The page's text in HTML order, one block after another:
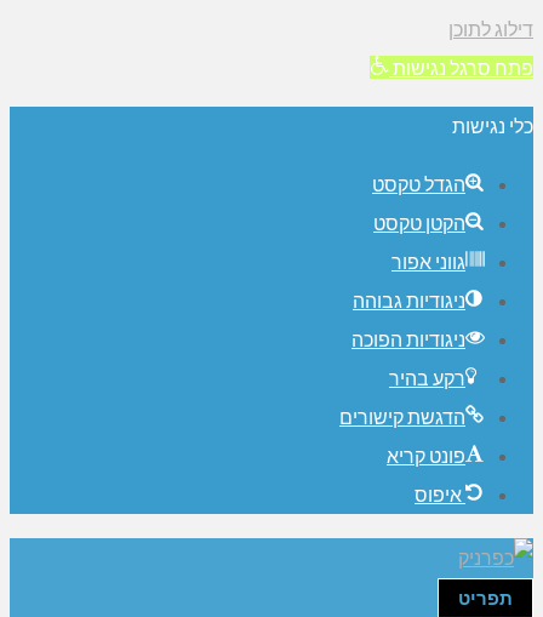
לתוכן
סרגל נגישות
נגישות
הגדל טקסט
הקטן טקסט
גווני אפור
ניגודיות גבוהה
ניגודיות הפוכה
רקע בהיר
הדגשת קישורים
פונט קריא
איפוס
תפריט